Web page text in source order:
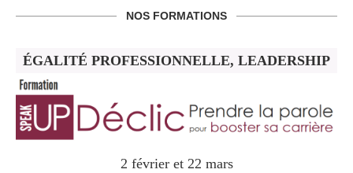
NOS FORMATIONS
ÉGALITÉ PROFESSIONNELLE, LEADERSHIP
2 février et 22 mars